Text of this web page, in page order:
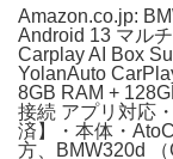
Amazon.co.jp:
Android 13 マル
Carplay AI Box
YolanAuto
8GB RAM +
接続 アプリ対応
済】・本体・
方、BMW320d